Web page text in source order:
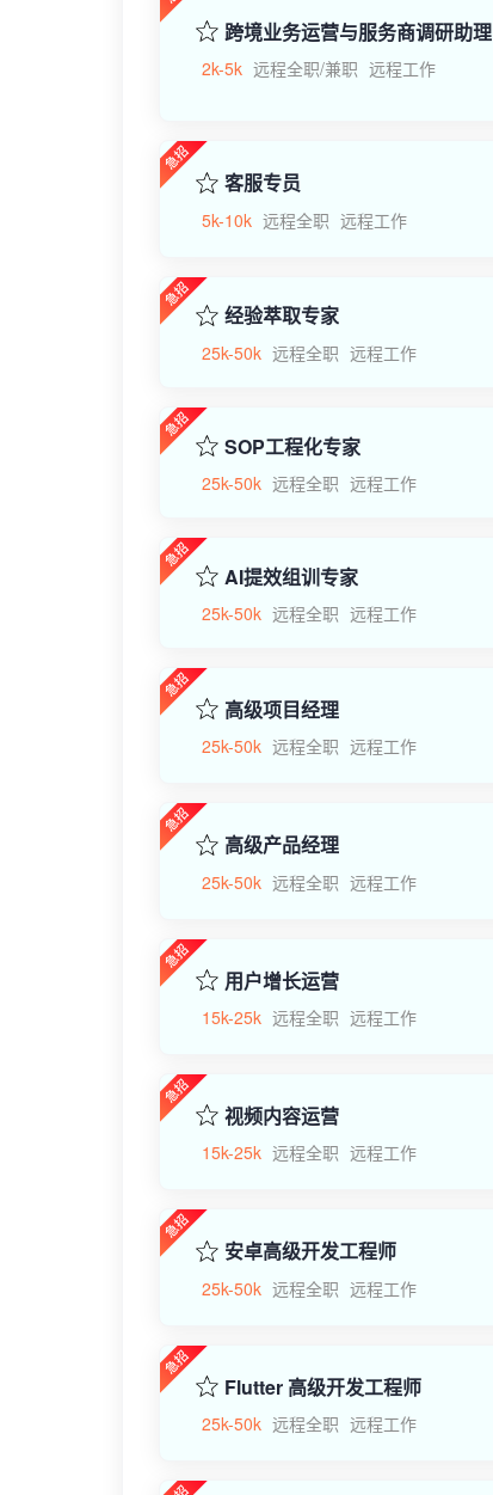
跨境业务运营与服务商调研助理
2k-5k 远程全职/兼职 远程工作
客服专员
5k-10k 远程全职 远程工作
经验萃取专家
25k-50k 远程全职 远程工作
SOP工程化专家
25k-50k 远程全职 远程工作
AI提效组训专家
25k-50k 远程全职 远程工作
高级项目经理
25k-50k 远程全职 远程工作
高级产品经理
25k-50k 远程全职 远程工作
用户增长运营
15k-25k 远程全职 远程工作
视频内容运营
15k-25k 远程全职 远程工作
安卓高级开发工程师
25k-50k 远程全职 远程工作
Flutter 高级开发工程师
25k-50k 远程全职 远程工作